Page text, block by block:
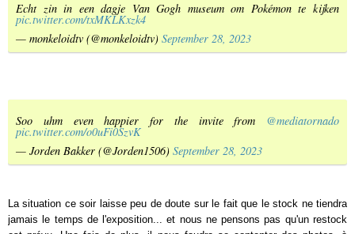
Echt zin in een dagje Van Gogh museum om Pokémon te kijken
pic.twitter.com/txMKLKxzk4
— monkeloidtv (@monkeloidtv) September 28, 2023
Soo uhm even happier for the invite from @mediatornado
pic.twitter.com/o0uFi0SzvK
— Jorden Bakker (@Jorden1506) September 28, 2023
La situation ce soir laisse peu de doute sur le fait que le stock ne tiendra
jamais le temps de l'exposition... et nous ne pensons pas qu'un restock